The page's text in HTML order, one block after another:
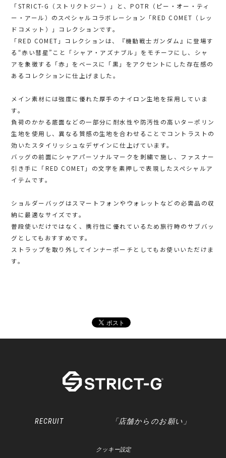
「STRICT-G（ストリクトジー）」と、POTR（ピー・オー・ティ
ー・アール）のスペシャルコラボレーション「RED COMET（レッ
ドコメット）」コレクションです。
「RED COMET」コレクションは、『機動戦士ガンダム』に登場す
る“赤い彗星”こと「シャア・アズナブル」をモチーフにし、シャ
アを象徴する「赤」をベースに「黒」をアクセントにした存在感の
あるコレクションに仕上げました。
メイン素材には強度に優れた厚手のナイロン生地を採用していま
す。
負荷のかかる底面などの一部分に耐水性や防汚性の高いターポリン
生地を使用し、異なる質感の生地を合わせることでコントラストの
効いたスタイリッシュなデザインに仕上げています。
バッグの前面にシャアパーソナルマークを刺繍で施し、ファスナー
引き手に「RED COMET」の文字を素押しで表現したスペシャルア
イテムです。
ショルダーバッグはスマートフォンやウォレットなどの必需品の収
納に最適なサイズです。
普段使いだけではなく、携行性に優れているため旅行時のサブバッ
グとしてもおすすめです。
ストラップを取り外してインナーポーチとしてもお使いいただけま
す。
RECRUIT 「店舗からのお願い」
クッキー設定